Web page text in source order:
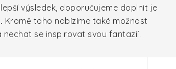
výsledek, doporučujeme doplnit je
Kromě toho nabízíme také možnost
se inspirovat svou fantazií.